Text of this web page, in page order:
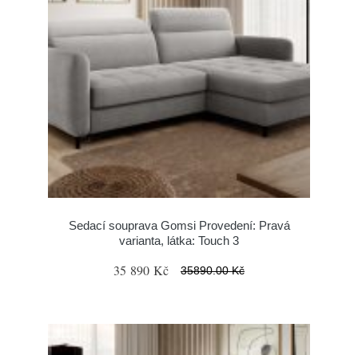
Sedací souprava Gomsi Provedení: Pravá
varianta, látka: Touch 3
35 890 Kč 35890.00 Kč